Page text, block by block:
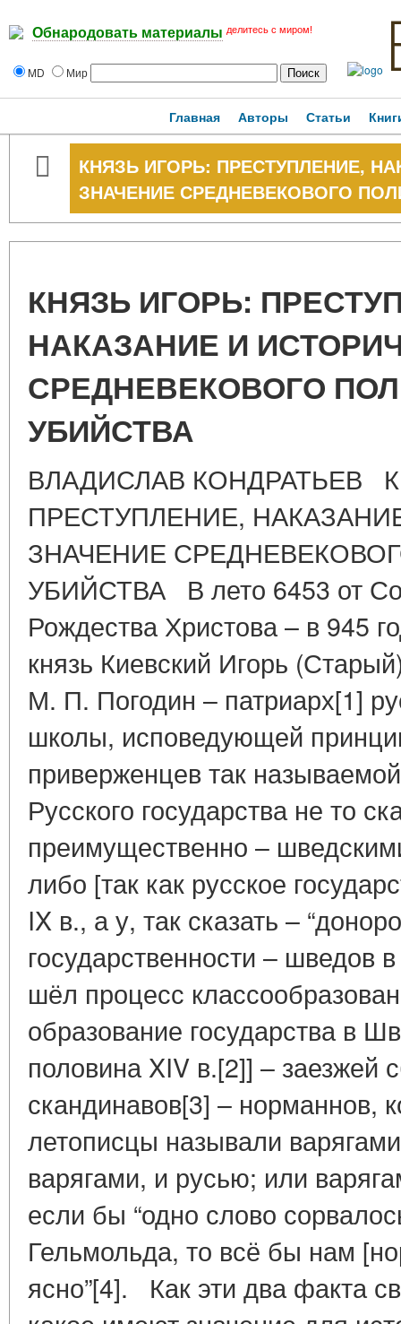
Обнародовать материалы делитесь с миром!
MD Мир
Главная Авторы Статьи
КНЯЗЬ ИГОРЬ: ПРЕСТУПЛЕНИЕ,
ЗНАЧЕНИЕ СРЕДНЕВЕКОВОГО
КНЯЗЬ ИГОРЬ:
НАКАЗАНИЕ И
СРЕДНЕВЕКОВОГО
УБИЙСТВА
ВЛАДИСЛАВ КОНДРАТЬЕВ
ПРЕСТУПЛЕНИЕ,
ЗНАЧЕНИЕ
УБИЙСТВА В лето 6453 от
Рождества Христова – в 945
князь Киевский Игорь
М. П. Погодин – патриарх[1]
школы, исповедующей
приверженцев так
Русского государства не то
преимущественно –
либо [так как русское
IX в., а у, так сказать –
государственности – шведов
шёл процесс
образование государства в
половина XIV в.[2]] – заезжей
скандинавов[3] – норманнов,
летописцы называли
варягами, и русью; или
если бы “одно слово
Гельмольда, то всё бы нам
ясно”[4]. Как эти два факта